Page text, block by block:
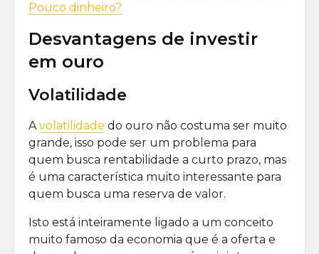
Pouco dinheiro?
Desvantagens de investir
em ouro
Volatilidade
Avolatilidade do ouro não costuma ser muito
grande, isso pode ser um problema para
quem busca rentabilidade a curto prazo, mas
é uma característica muito interessante para
quem busca uma reserva de valor.
Isto está inteiramente ligado a um conceito
muito famoso da economia que é a oferta e